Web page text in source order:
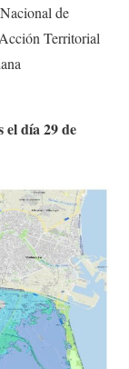
de
Territorial
día 29 de